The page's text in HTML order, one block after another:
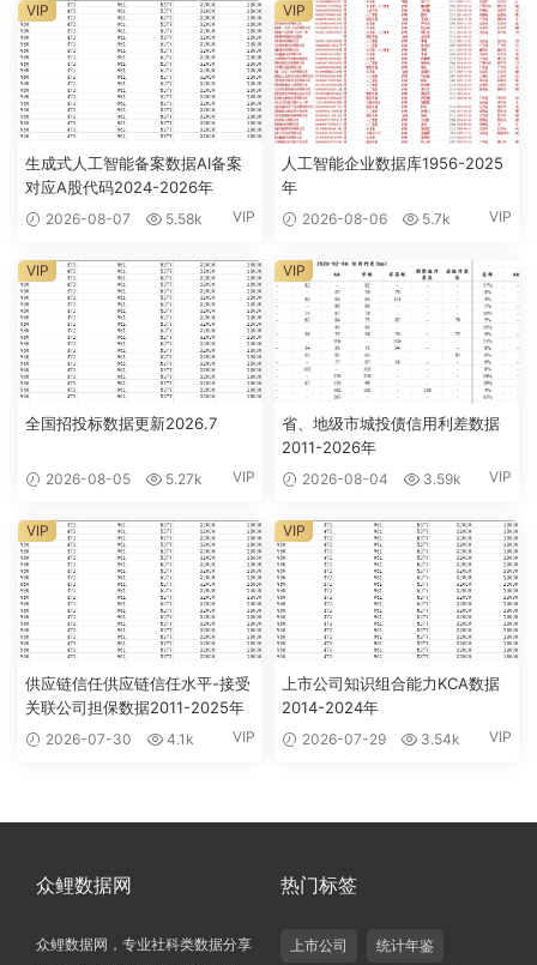
生成式人工智能备案数据AI备案
对应A股代码2024-2026年
2026-08-07 5.58k VIP
VIP
人工智能企业数据库1956-2025
年
2026-08-06 5.7k VIP
VIP
全国招投标数据更新2026.7
2026-08-05 5.27k VIP
VIP
省、地级市城投债信用利差数据
2011-2026年
2026-08-04 3.59k VIP
VIP
供应链信任供应链信任水平-接受
关联公司担保数据2011-2025年
2026-07-30 4.1k VIP
VIP
上市公司知识组合能力KCA数据
2014-2024年
2026-07-29 3.54k VIP
VIP
众鲤数据网
众鲤数据网，专业社科类数据分享
热门标签
上市公司 统计年鉴